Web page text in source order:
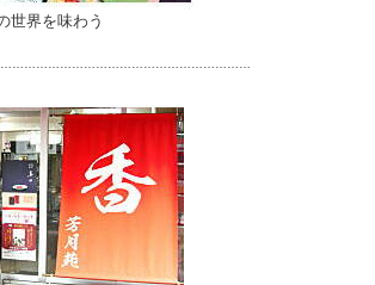
世界を味わう